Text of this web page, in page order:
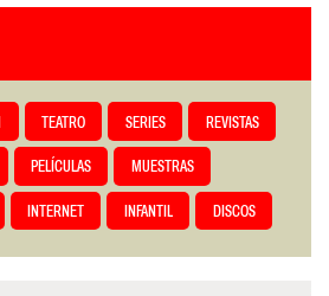
TEATRO SERIES REVISTAS
PELÍCULAS MUESTRAS
INTERNET INFANTIL DISCOS